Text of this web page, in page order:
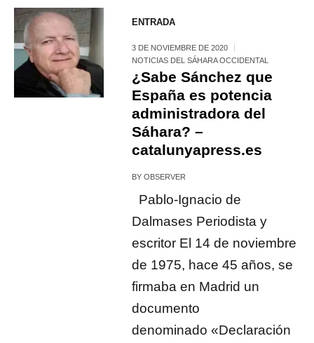
ENTRADA
3 DE NOVIEMBRE DE 2020
NOTICIAS DEL SÁHARA OCCIDENTAL
¿Sabe Sánchez que
España es potencia
administradora del
Sáhara? –
catalunyapress.es
BYOBSERVER
Pablo-Ignacio de
Dalmases Periodista y
escritor El 14 de noviembre
de 1975, hace 45 años, se
firmaba en Madrid un
documento
denominado «Declaración